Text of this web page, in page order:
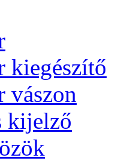
kiegészítő
vászon
kijelző